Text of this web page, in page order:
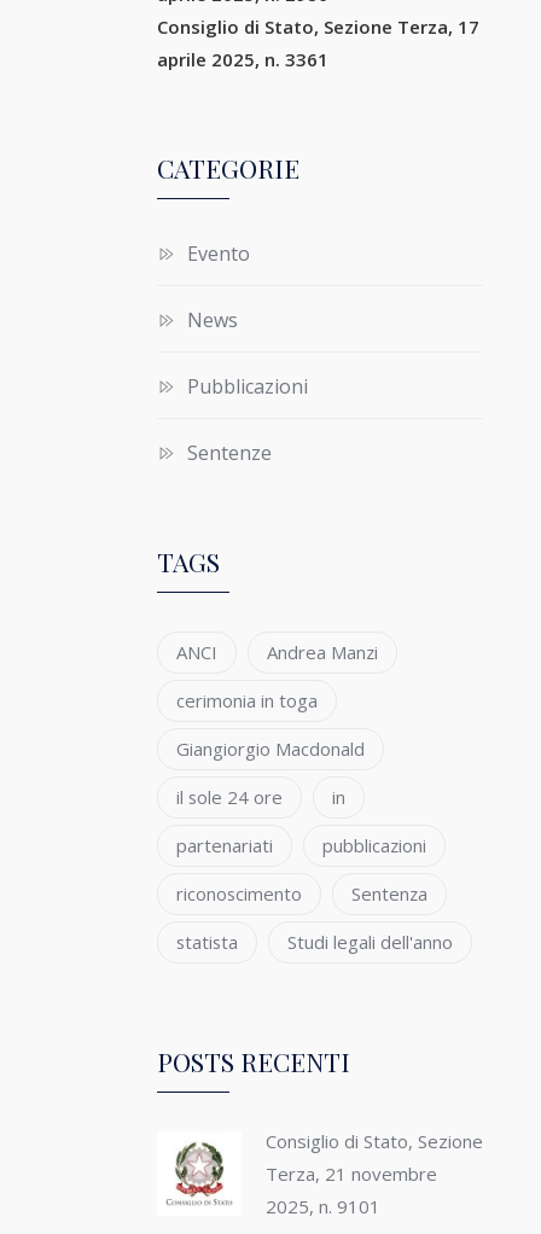
Consiglio di Stato, Sezione Terza, 17
aprile 2025, n. 3361
CATEGORIE
Evento
News
Pubblicazioni
Sentenze
TAGS
ANCI
Andrea Manzi
cerimonia in toga
Giangiorgio Macdonald
il sole 24 ore
in
partenariati
pubblicazioni
riconoscimento
Sentenza
statista
Studi legali dell'anno
POSTS RECENTI
Consiglio di Stato, Sezione
Terza, 21 novembre
2025, n. 9101